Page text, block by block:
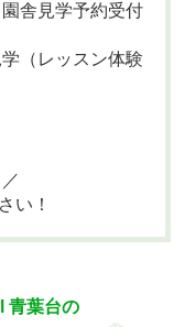
舎見学予約受付
（レッスン体験
い！
青葉台の